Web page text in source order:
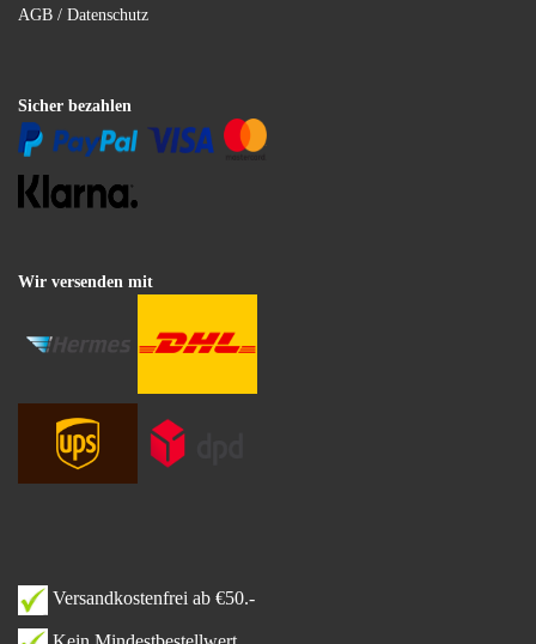
AGB / Datenschutz
Sicher bezahlen
Wir versenden mit
Versandkostenfrei ab €50.-